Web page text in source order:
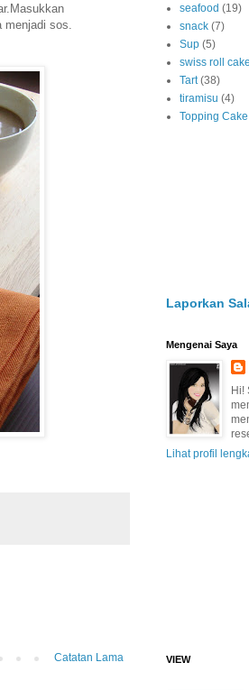
sos.
Catatan Lama
seafood (19)
snack (7)
Sup (5)
swiss roll cake
Tart (38)
tiramisu (4)
Topping Cake
Laporkan
Mengenai Saya
Hi!
Lihat profil
VIEW